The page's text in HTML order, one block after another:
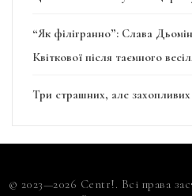
“Як філігранно”: Слава
Квіткової після таємного
Три страшних, але
© 2023—2026 Centr!. Всі права